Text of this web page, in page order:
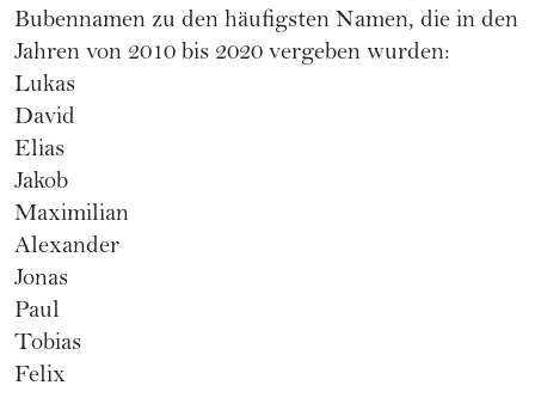
Bubennamen zu den häufigsten Namen, die in den
Jahren von 2010 bis 2020 vergeben wurden:
Lukas
David
Elias
Jakob
Maximilian
Alexander
Jonas
Paul
Tobias
Felix